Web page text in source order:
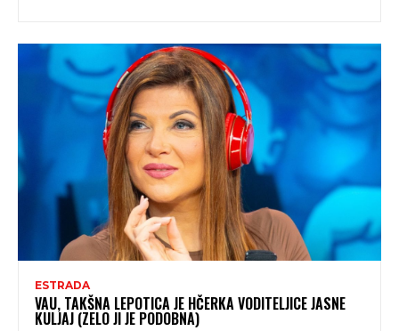
ESTRADA
VAU, TAKŠNA LEPOTICA JE HČERKA VODITELJICE JASNE
KULJAJ (ZELO JI JE PODOBNA)